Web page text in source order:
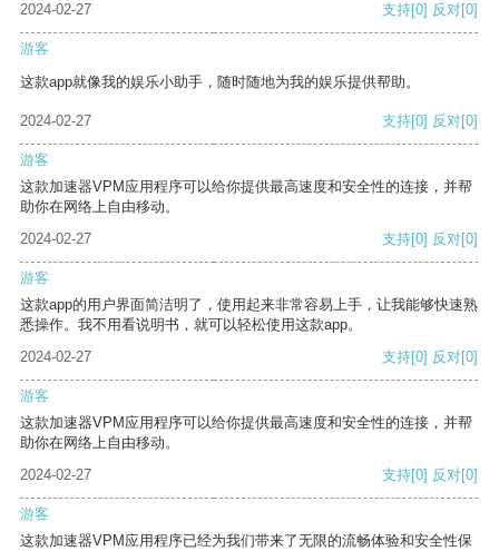
2024-02-27
支持[0] 反对[0]
游客
这款app就像我的娱乐小助手，随时随地为我的娱乐提供帮助。
2024-02-27 支持[0] 反对[0]
游客
这款加速器VPM应用程序可以给你提供最高速度和安全性的连接，并帮
助你在网络上自由移动。
2024-02-27
支持[0] 反对[0]
游客
这款app的用户界面简洁明了，使用起来非常容易上手，让我能够快速熟
悉操作。我不用看说明书，就可以轻松使用这款app。
2024-02-27
支持[0] 反对[0]
游客
这款加速器VPM应用程序可以给你提供最高速度和安全性的连接，并帮
助你在网络上自由移动。
2024-02-27
支持[0] 反对[0]
游客
这款加速器VPM应用程序已经为我们带来了无限的流畅体验和安全性保